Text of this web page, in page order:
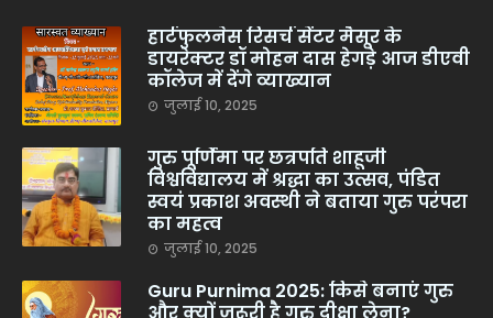
हार्टफुलनेस रिसर्च सेंटर मैसूर के
डायरेक्टर डॉ मोहन दास हेगड़े आज डीएवी
कॉलेज में देंगे व्याख्यान
जुलाई 10, 2025
गुरु पूर्णिमा पर छत्रपति शाहूजी
विश्वविद्यालय में श्रद्धा का उत्सव, पंडित
स्वयं प्रकाश अवस्थी ने बताया गुरु परंपरा
का महत्व
जुलाई 10, 2025
Guru Purnima 2025: किसे बनाएं गुरु